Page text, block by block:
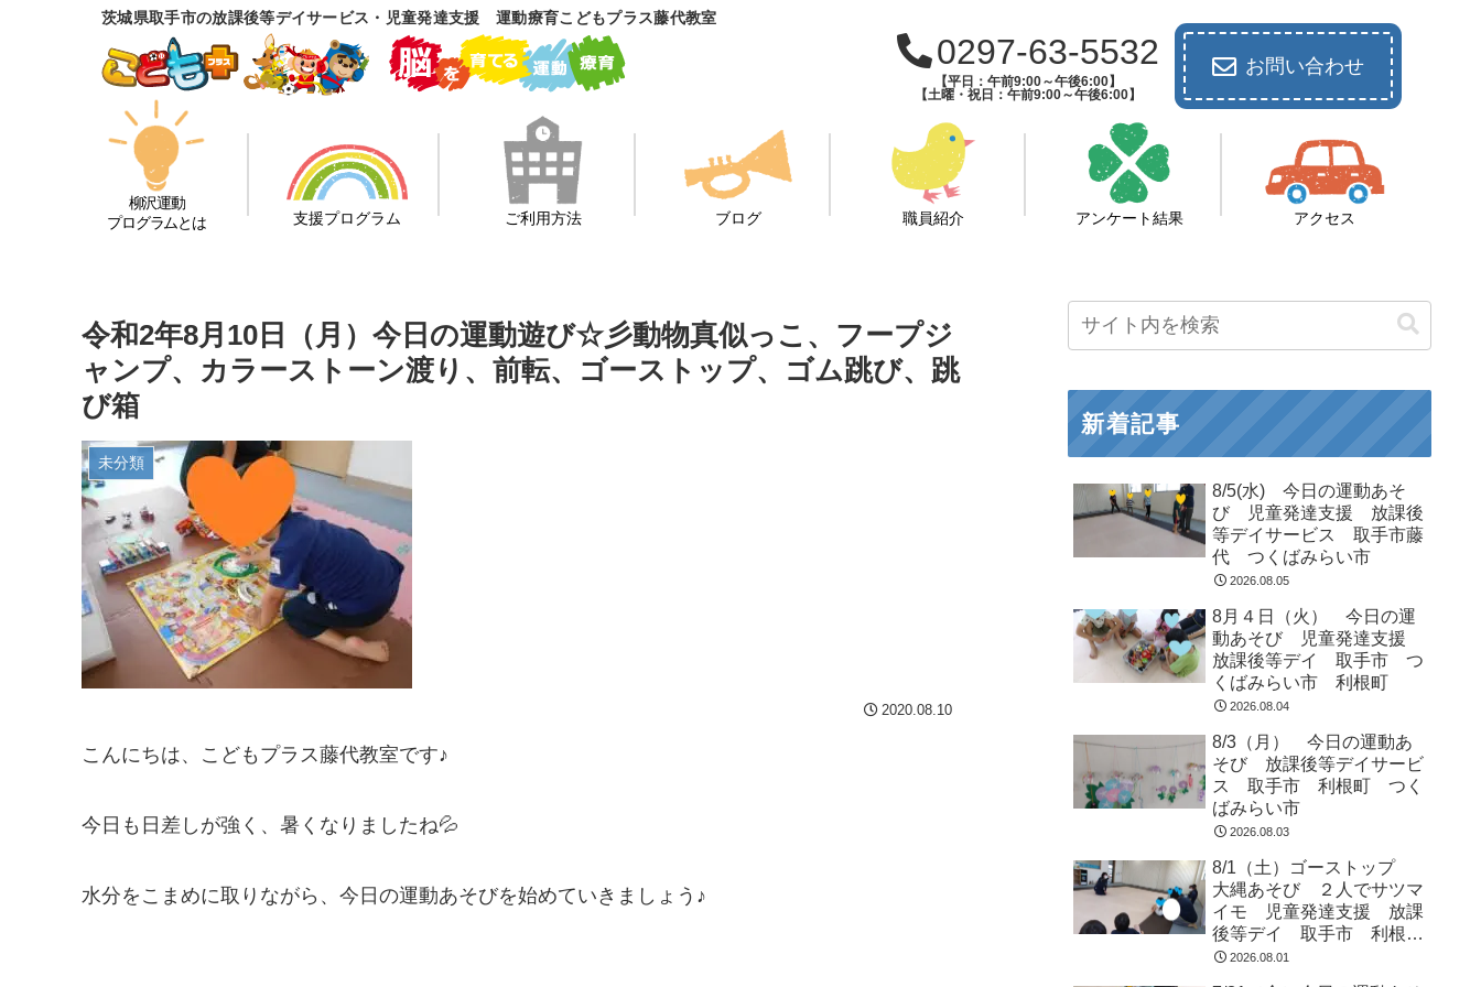
茨城県取手市の放課後等デイサービス・児童発達支援 運動療育こどもプラス藤代教室
0297-63-5532
【平日：午前9:00～午後6:00】
【土曜・祝日：午前9:00～午後6:00】
お問い合わせ
柳沢運動
プログラムとは
支援プログラム ご利用方法 ブログ 職員紹介 アンケート結果 アクセス
令和2年8月10日（月）今日の運動遊び☆彡動物真似っこ、フープジ
ャンプ、カラーストーン渡り、前転、ゴーストップ、ゴム跳び、跳
び箱
未分類
2020.08.10
こんにちは、こどもプラス藤代教室です♪
今日も日差しが強く、暑くなりましたね💦
水分をこまめに取りながら、今日の運動あそびを始めていきましょう♪
新着記事
8/5(水) 今日の運動あそ
び 児童発達支援 放課後
等デイサービス 取手市藤
代 つくばみらい市
2026.08.05
8月４日（火） 今日の運
動あそび 児童発達支援
放課後等デイ 取手市 つ
くばみらい市 利根町
2026.08.04
8/3（月） 今日の運動あ
そび 放課後等デイサービ
ス 取手市 利根町 つく
ばみらい市
2026.08.03
8/1（土）ゴーストップ
大縄あそび ２人でサツマ
イモ 児童発達支援 放課
後等デイ 取手市 利根
町 龍ヶ崎市
2026.08.01